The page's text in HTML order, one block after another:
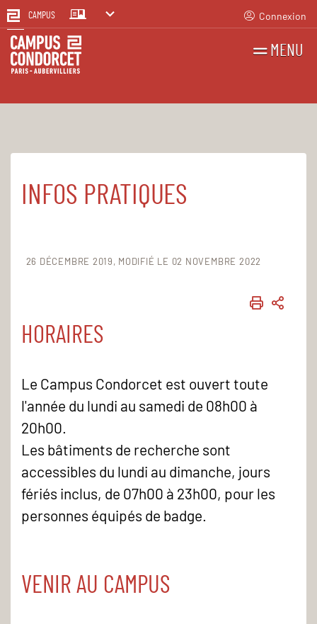
CAMPUS Connexion
MENU
Accueil Infos pratiques
INFOS PRATIQUES
26 DÉCEMBRE 2019 MODIFIÉ LE 02 NOVEMBRE 2022
HORAIRES
Le Campus Condorcet est ouvert toute
l'année du lundi au samedi de 08h00 à
20h00.
Les bâtiments de recherche sont
accessibles du lundi au dimanche, jours
fériés inclus, de 07h00 à 23h00, pour les
personnes équipés de badge.
VENIR AU CAMPUS